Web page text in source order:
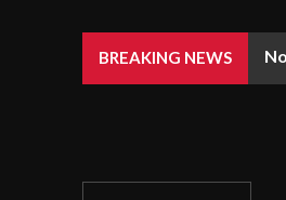
BREAKING NEWS